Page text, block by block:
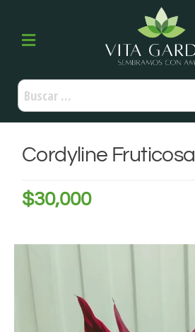
Cordyline Fruticosa
$30,000